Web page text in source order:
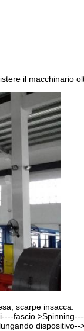
il macchinario
scarpe insacca:
fascio